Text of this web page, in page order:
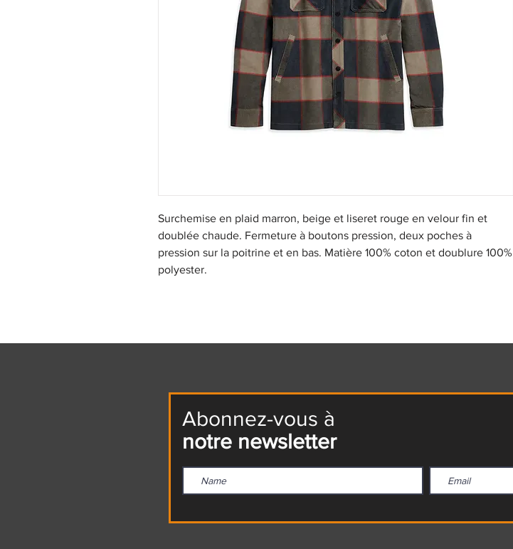
Surchemise en plaid marron, beige et liseret rouge en velour fin et
doublée chaude. Fermeture à boutons pression, deux poches à
pression sur la poitrine et en bas. Matière 100% coton et doublure 100%
polyester.
Abonnez-vous à
notre newsletter